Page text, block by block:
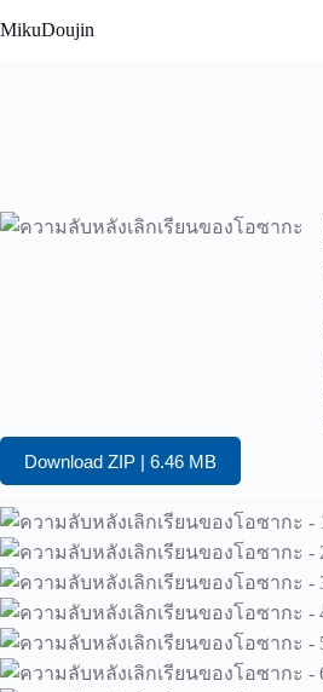
to
MikuDoujin
Download ZIP | 6.46 MB